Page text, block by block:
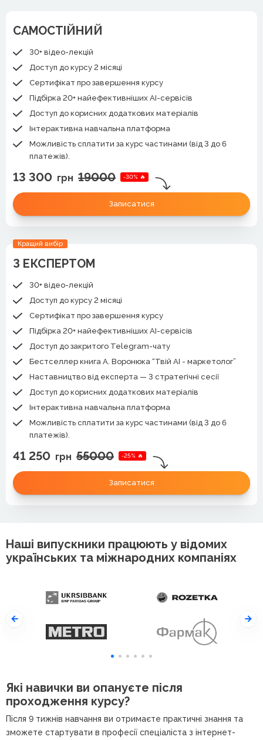
САМОСТІЙНИЙ
30+ відео-лекцій
Доступ до курсу 2 місяці
Сертифікат про завершення курсу
Підбірка 20+ найефективніших AI-сервісів
Доступ до корисних додаткових матеріалів
Інтерактивна навчальна платформа
Можливість сплатити за курс частинами (від 3 до 6
платежів).
13 300 грн 19000 -30% 🔥
Записатися
Кращий вибір
З ЕКСПЕРТОМ
30+ відео-лекцій
Доступ до курсу 2 місяці
Сертифікат про завершення курсу
Підбірка 20+ найефективніших AI-сервісів
Доступ до закритого Telegram-чату
Бестселлер книга А. Воронюка “Твій АІ - маркетолог”
Наставництво від експерта — 3 стратегічні сесії
Доступ до корисних додаткових матеріалів
Інтерактивна навчальна платформа
Можливість сплатити за курс частинами (від 3 до 6
платежів).
41 250 грн 55000 -25% 🔥
Записатися
Наші випускники працюють у відомих
українських та міжнародних компаніях
Які навички ви опануєте після
проходження курсу?
Після 9 тижнів навчання ви отримаєте практичні знання та
зможете стартувати в професії спеціаліста з інтернет-